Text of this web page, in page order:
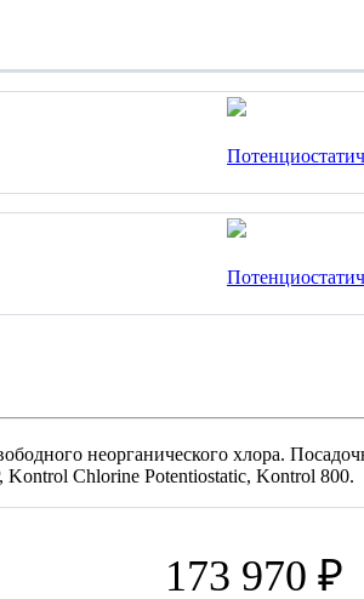
неорганического хлора.
Chlorine Potentiostatic, Kontrol 800.
173 970 ₽